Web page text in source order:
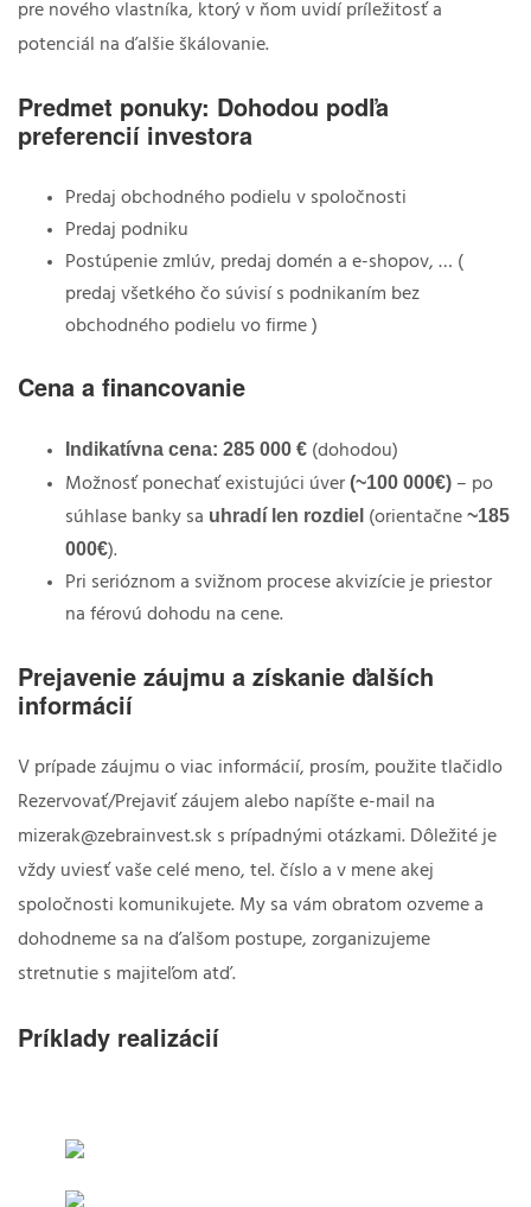
pre nového vlastníka, ktorý v ňom uvidí príležitosť a
potenciál na ďalšie škálovanie.
Predmet ponuky: Dohodou podľa
preferencií investora
Predaj obchodného podielu v spoločnosti
Predaj podniku
Postúpenie zmlúv, predaj domén a e-shopov, … (
predaj všetkého čo súvisí s podnikaním bez
obchodného podielu vo firme )
Cena a financovanie
Indikatívna cena: 285 000 € (dohodou)
Možnosť ponechať existujúci úver (~100 000€) – po
súhlase banky sa uhradí len rozdiel (orientačne ~185
000€).
Pri serióznom a svižnom procese akvizície je priestor
na férovú dohodu na cene.
Prejavenie záujmu a získanie ďalších
informácií
V prípade záujmu o viac informácií, prosím, použite tlačidlo
Rezervovať/Prejaviť záujem alebo napíšte e-mail na
mizerak@zebrainvest.sk s prípadnými otázkami. Dôležité je
vždy uviesť vaše celé meno, tel. číslo a v mene akej
spoločnosti komunikujete. My sa vám obratom ozveme a
dohodneme sa na ďalšom postupe, zorganizujeme
stretnutie s majiteľom atď.
Príklady realizácií